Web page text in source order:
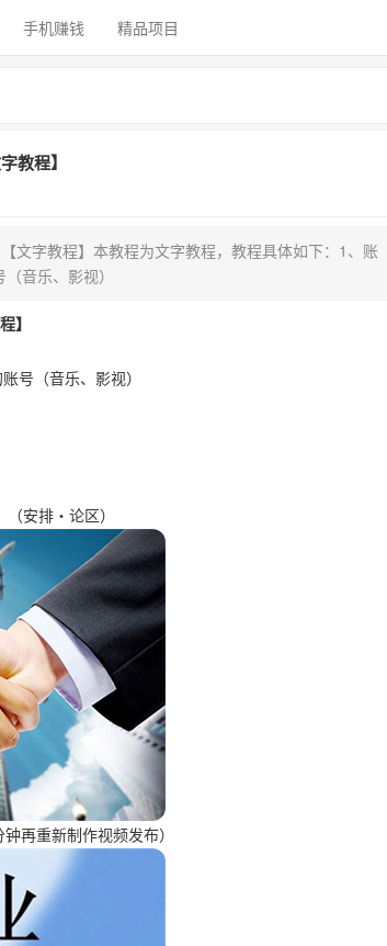
手机赚钱 精品项目
教程】
文字教程】本教程为文字教程，教程具体如下：1、账
音乐、影视）
】
号（音乐、影视）
安排・论区）
再重新制作视频发布）